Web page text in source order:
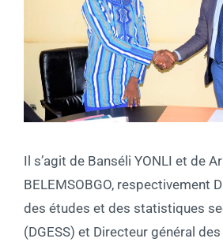
Il s’agit de Banséli YONLI et de
BELEMSOBGO, respectivement
des études et des statistiques
(DGESS) et Directeur général